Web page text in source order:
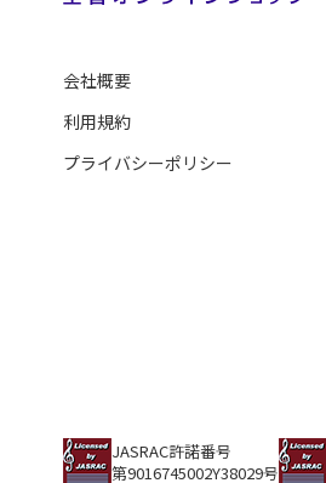
会社概要
利用規約
プライバシーポリシー
JASRAC許諾番号
第9016745002Y38029号